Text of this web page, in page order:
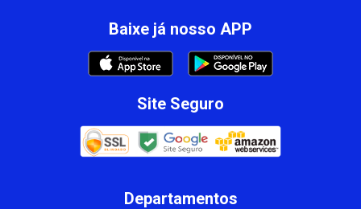
Baixe já nosso APP
Site Seguro
Departamentos